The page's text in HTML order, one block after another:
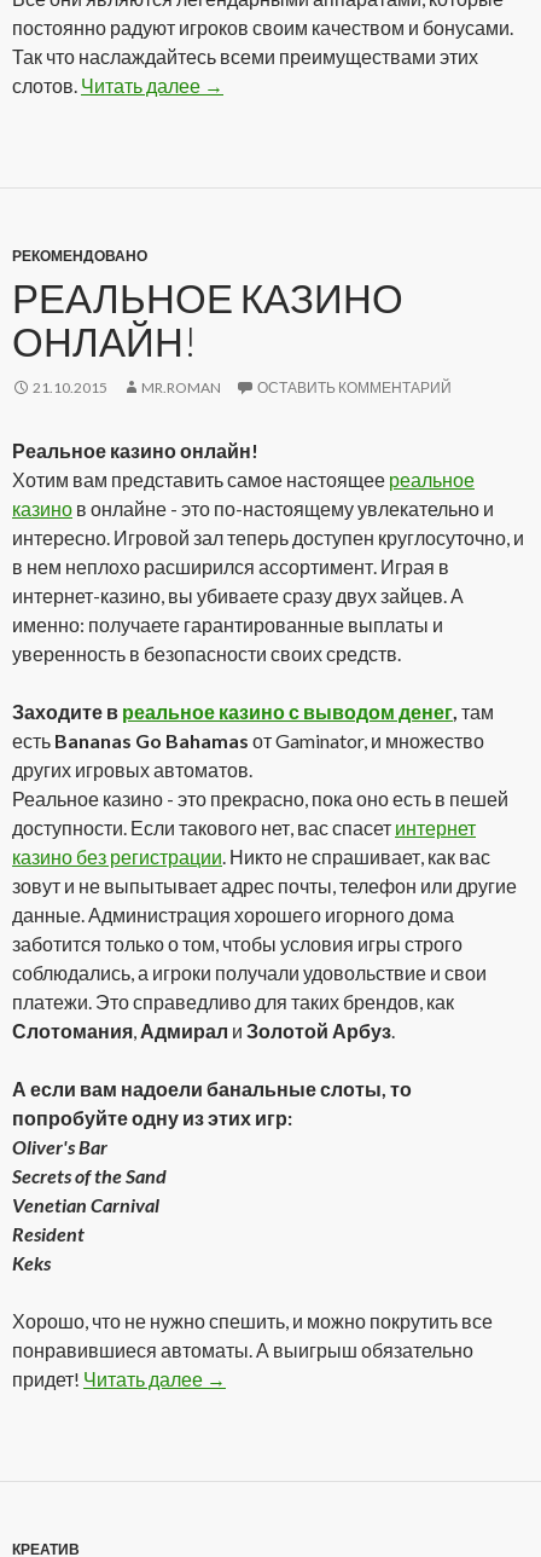
постоянно радуют игроков своим качеством и бонусами.
Так что наслаждайтесь всеми преимуществами этих
слотов. Читать далее Аппараты онлайн на реальные
→
РЕКОМЕНДОВАНО
РЕАЛЬНОЕ КАЗИНО
ОНЛАЙН!
21.10.2015 MR.ROMAN ОСТАВИТЬ КОММЕНТАРИЙ
Реальное казино онлайн!
Хотим вам представить самое настоящее реальное
казино в онлайне - это по-настоящему увлекательно и
интересно. Игровой зал теперь доступен круглосуточно, и
в нем неплохо расширился ассортимент. Играя в
интернет-казино, вы убиваете сразу двух зайцев. А
именно: получаете гарантированные выплаты и
уверенность в безопасности своих средств.
Заходите в реальное казино с выводом денег, там
есть Bananas Go Bahamas от Gaminator, и множество
других игровых автоматов.
Реальное казино - это прекрасно, пока оно есть в пешей
доступности. Если такового нет, вас спасет интернет
казино без регистрации. Никто не спрашивает, как вас
зовут и не выпытывает адрес почты, телефон или другие
данные. Администрация хорошего игорного дома
заботится только о том, чтобы условия игры строго
соблюдались, а игроки получали удовольствие и свои
платежи. Это справедливо для таких брендов, как
Слотомания, Адмирал и Золотой Арбуз.
А если вам надоели банальные слоты, то
попробуйте одну из этих игр:
Oliver's Bar
Secrets of the Sand
Venetian Carnival
Resident
Keks
Хорошо, что не нужно спешить, и можно покрутить все
понравившиеся автоматы. А выигрыш обязательно
придет! Читать далее Реальное казино онлайн!
→
КРЕАТИВ